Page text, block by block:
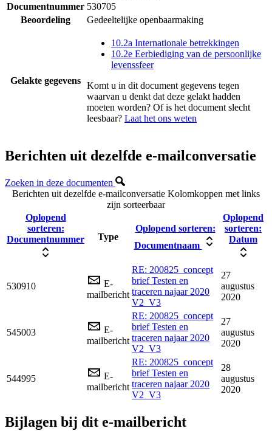
Documentnummer 530705
Beoordeling
Gedeeltelijke openbaarmaking
Gelakte gegevens
10.2a Internationale betrekkingen
10.2e Eerbiediging van de persoonlijke
levenssfeer
Komt u in dit document gegevens tegen
waarvan u denkt dat deze gelakt hadden
moeten worden? Of is het document slecht
leesbaar? Laat het ons weten
Berichten uit dezelfde e-mailconversatie
Zoeken in deze documenten
Berichten uit dezelfde e-mailconversatie Kolomkoppen met links
zijn sorteerbaar
Oplopend
sorteren:
Documentnummer
Type
Oplopend sorteren:
Documentnaam
Oplopend
sorteren:
Datum
530910
E-
mailbericht
RE: 200825_concept
brief Testen en
traceren najaar 2020
V2_V3
27
augustus
2020
545003
E-
mailbericht
RE: 200825_concept
brief Testen en
traceren najaar 2020
V2_V3
27
augustus
2020
544995
E-
mailbericht
RE: 200825_concept
brief Testen en
traceren najaar 2020
V2_V3
28
augustus
2020
Bijlagen bij dit e-mailbericht